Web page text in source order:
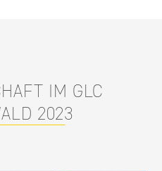
IM GLC
2023